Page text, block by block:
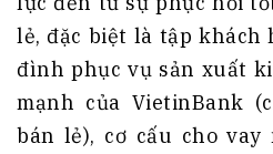
lẻ, đặc biệt là tập khách
đình phục vụ sản xuất
mạnh của VietinBank
bán lẻ), cơ cấu cho vay